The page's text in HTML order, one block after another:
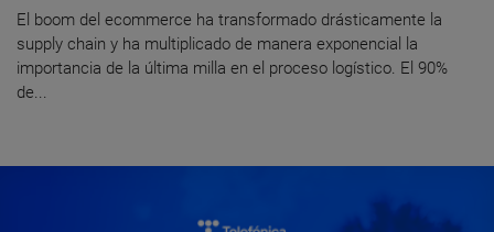
El boom del ecommerce ha transformado drásticamente la
supply chain y ha multiplicado de manera exponencial la
importancia de la última milla en el proceso logístico. El 90%
de...